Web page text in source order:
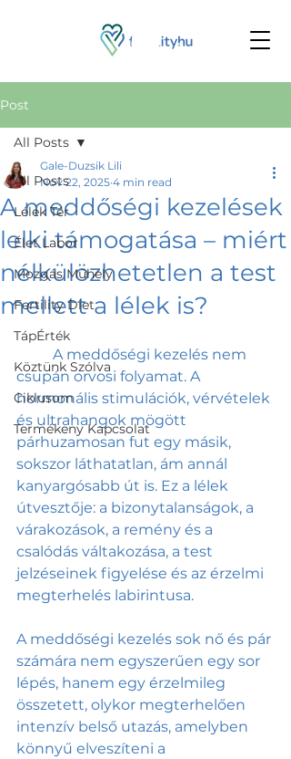
Post
All Posts
Lélek Tér
Élet Labor
Mozgás Műhely
Fertility Diet
TápÉrték
Köztünk Szólva
Ciklusom
Termékeny Kapcsolat
All Posts
A meddőségi kezelések
lelki támogatása – miért
nélkülözhetetlen a test
mellett a lélek is?
Gale-Duzsik Lili
Nov 22, 2025 4 min read
csupán orvosi folyamat. A
hormonális stimulációk, vérvételek
és ultrahangok mögött
párhuzamosan fut egy másik,
sokszor láthatatlan, ám annál
kanyargósabb út is. Ez a lélek
útvesztője: a bizonytalanságok, a
várakozások, a remény és a
csalódás váltakozása, a test
jelzéseinek figyelése és az érzelmi
megterhelés labirintusa.
A meddőségi kezelés sok nő és pár
számára nem egyszerűen egy sor
lépés, hanem egy érzelmileg
összetett, olykor megterhelően
intenzív belső utazás, amelyben
könnyű elveszíteni a